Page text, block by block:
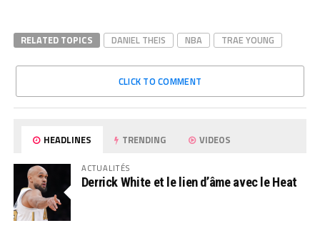
RELATED TOPICS DANIEL THEIS NBA TRAE YOUNG
CLICK TO COMMENT
HEADLINES TRENDING VIDEOS
ACTUALITÉS
Derrick White et le lien d’âme avec le Heat